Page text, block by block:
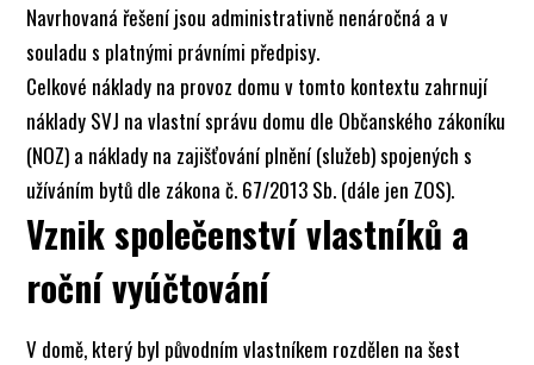
Navrhovaná řešení jsou administrativně nenáročná a v
souladu s platnými právními předpisy.
Celkové náklady na provoz domu v tomto kontextu zahrnují
náklady SVJ na vlastní správu domu dle Občanského zákoníku
(NOZ) a náklady na zajišťování plnění (služeb) spojených s
užíváním bytů dle zákona č. 67/2013 Sb. (dále jen ZOS).
Vznik společenství vlastníků a
roční vyúčtování
V domě, který byl původním vlastníkem rozdělen na šest